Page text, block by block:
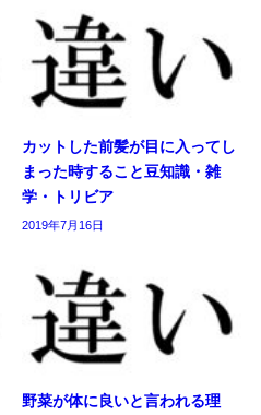
カットした前髪が目に入ってし
まった時すること豆知識・雑
学・トリビア
2019年7月16日
野菜が体に良いと言われる理